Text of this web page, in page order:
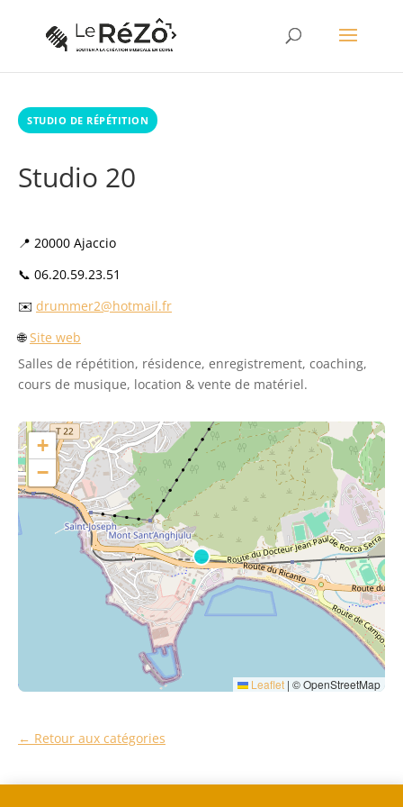
STUDIO DE RÉPÉTITION
Studio 20
Salles de répétition, résidence, enregistrement, coaching,
cours de musique, location & vente de matériel.
+
−
Leaflet | © OpenStreetMap
📍 20000 Ajaccio
📞 06.20.59.23.51
✉️ drummer2@hotmail.fr
🌐Site web
← Retour aux catégories